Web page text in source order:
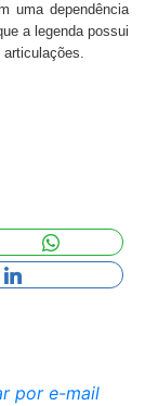
uma dependência
a legenda possui
articulações.
por e-mail